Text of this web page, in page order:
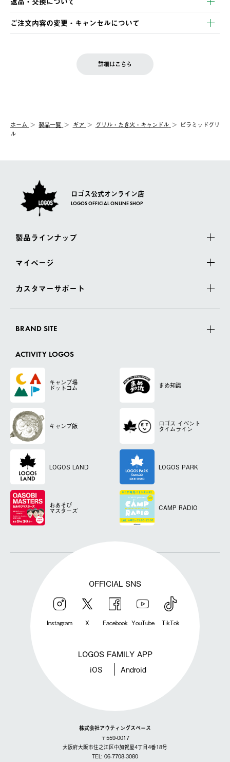
・Pay-easy決済
ご注文・ご入金完了より2営業日以内に商品を発送いたします。
土日祝の発送はございませんので、木曜日以降のご注文は週明け
の発送となる場合がございます。
【配送業者】
佐川急便にて配送されます。
※お客様都合の場合
お客様都合の返品にかかる送料は、お客様ご負担とさせていただ
一度お手元の商品を返品いただき、ご希望商品を再注文してくだ
ご注文内容の変更・キャンセルについて
LOGOS FAMILY会員の方は、会員マイページ内 購入履歴画面に
詳細はこちら
ホーム 製品一覧 ギア グリル・たき火・キャンドル
ピラミッドグリ
ル
ロゴス公式オンライン店
LOGOS OFFICIAL ONLINE SHOP
製品ラインナップ
マイページ
カスタマーサポート
BRAND SITE
ACTIVITY LOGOS
キャンプ場
ドットコム まめ知識
キャンプ飯 ロゴス イベント
タイムライン
LOGOS LAND LOGOS PARK
おあそび
マスターズ CAMP RADIO
OFFICIAL SNS
Instagram X Facebook YouTube TikTok
LOGOS FAMILY APP
iOS Android
株式会社アウティングスペース
〒559-0017
大阪府大阪市住之江区中加賀屋4丁目4番18号
TEL: 06-7708-3080